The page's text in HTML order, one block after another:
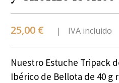
25,00 € IVA incluido
Nuestro Estuche Tripack
Ibérico de Bellota de 40